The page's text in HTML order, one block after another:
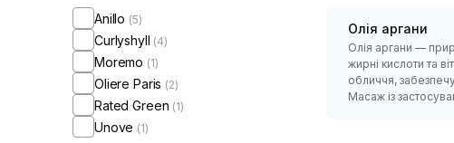
Anillo (5)
Curlyshyll (4)
Moremo (1)
Oliere Paris (2)
Rated Green (1)
Unove (1)
Олія аргани
Олія аргани —
жирні кислоти та
обличчя,
Масаж із